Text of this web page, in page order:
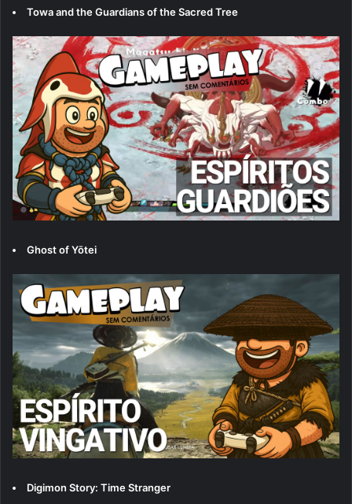
Towa and the Guardians of the Sacred Tree
Ghost of Yōtei
Digimon Story: Time Stranger